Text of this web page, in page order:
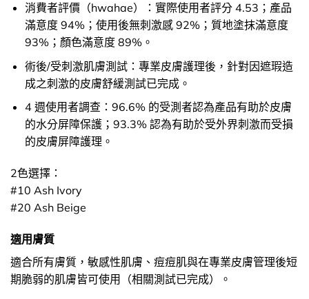
消費者評價（hwahae）：實際使用者評分 4.53；產品
滿意度 94%；使用後無刺激感 92%；質地塗抹滿意度
93%；顏色滿意度 89%。
術後/受刺激肌膚測試：專業皮膚護理後，針對因遮瑕造
成之刺激的皮膚舒緩測試已完成。
4 週使用者調查：96.6% 的受測者認為產品有助於皮膚
的水分屏障保護；93.3% 認為有助於受外界刺激而受損
的皮膚屏障護理。
2色選擇：
#10 Ash Ivory
#20 Ash Beige
適用膚質
適合所有膚質，敏感性肌膚、痘痘肌與在專業皮膚管理後短
期脆弱的肌膚皆可使用（相關測試已完成）。